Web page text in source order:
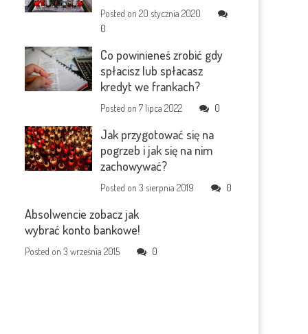
Posted on20 stycznia 2020
0
Co powinieneś zrobić gdy
spłacisz lub spłacasz
kredyt we frankach?
Posted on7 lipca 2022 0
Jak przygotować się na
pogrzeb i jak się na nim
zachowywać?
Posted on3 sierpnia 2019 0
Absolwencie zobacz jak
wybrać konto bankowe!
Posted on3 września 2015 0